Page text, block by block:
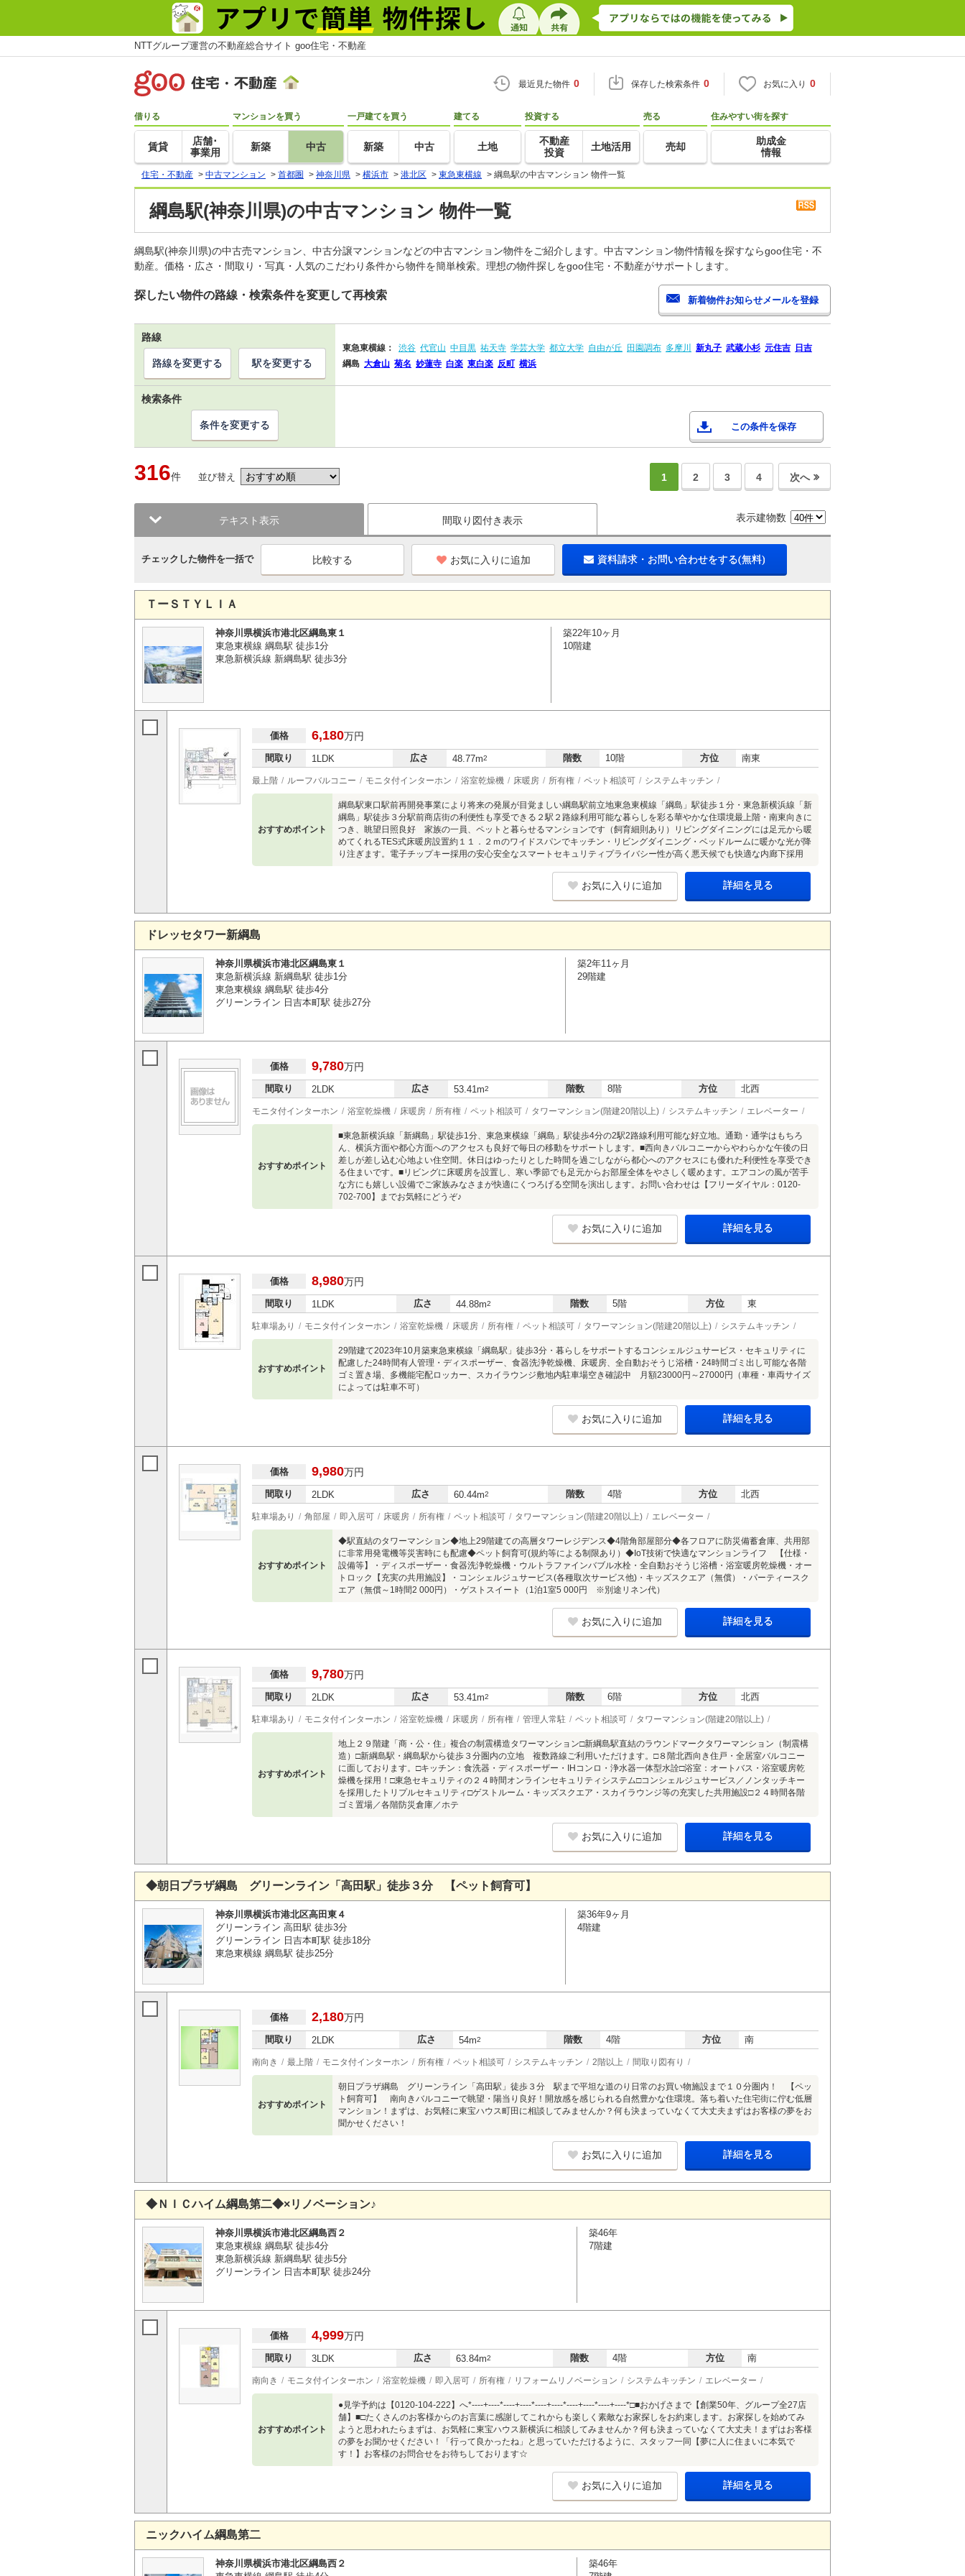
NTTグループ運営の不動産総合サイト goo住宅・不動産
最近見た物件 0 保存した検索条件 0 お気に入り 0
借りる
賃貸
店舗･
事業用
マンションを買う
新築 中古
一戸建てを買う
新築 中古
建てる
土地
投資する
不動産
投資
土地活用
売る
売却
住みやすい街を探す
助成金
情報
住宅・不動産 > 中古マンション > 首都圏 > 神奈川県 > 横浜市 > 港北区 > 東急東横線 > 綱島駅の中古マンション 物件一覧
綱島駅(神奈川県)の中古マンション 物件一覧
綱島駅(神奈川県)の中古売マンション、中古分譲マンションなどの中古マンション物件をご紹介します。中古マンション物件情報を探すならgoo住宅・不
動産。価格・広さ・間取り・写真・人気のこだわり条件から物件を簡単検索。理想の物件探しをgoo住宅・不動産がサポートします。
探したい物件の路線・検索条件を変更して再検索
路線
東急東横線： 渋谷 代官山 中目黒 祐天寺 学芸大学 都立大学 自由が丘 田園調布 多摩川 新丸子 武蔵小杉 元住吉
日吉
綱島 大倉山 菊名 妙蓮寺 白楽 東白楽 反町 横浜
路線を変更する 駅を変更する
検索条件
この条件を保存
条件を変更する
316件 並び替え 1 2 3 4 次へ
テキスト表示 間取り図付き表示 表示建物数
チェックした物件を一括で お気に入りに追加 資料請求・お問い合わせをする(無料)
ＴーＳＴＹＬＩＡ
神奈川県横浜市港北区綱島東１
東急東横線 綱島駅 徒歩1分
東急新横浜線 新綱島駅 徒歩3分
築22年10ヶ月
10階建
価格 6,180万円
間取り 1LDK 広さ 48.77m2 階数 10階 方位 南東
最上階 ルーフバルコニー モニタ付インターホン 浴室乾燥機 床暖房 所有権 ペット相談可 システムキッチン
おすすめポイント
綱島駅東口駅前再開発事業により将来の発展が目覚ましい綱島駅前立地東急東横線「綱島」駅徒歩１分・東急新横浜線「新
綱島」駅徒歩３分駅前商店街の利便性も享受できる２駅２路線利用可能な暮らしを彩る華やかな住環境最上階・南東向きに
つき、眺望日照良好 家族の一員、ペットと暮らせるマンションです（飼育細則あり）リビングダイニングには足元から暖
めてくれるTES式床暖房設置約１１．２ｍのワイドスパンでキッチン・リビングダイニング・ベッドルームに暖かな光が降
り注ぎます。電子チップキー採用の安心安全なスマートセキュリティプライバシー性が高く悪天候でも快適な内廊下採用
お気に入りに追加 詳細を見る
ドレッセタワー新綱島
神奈川県横浜市港北区綱島東１
東急新横浜線 新綱島駅 徒歩1分
東急東横線 綱島駅 徒歩4分
グリーンライン 日吉本町駅 徒歩27分
築2年11ヶ月
29階建
価格 9,780万円
間取り 2LDK 広さ 53.41m2 階数 8階 方位 北西
モニタ付インターホン 浴室乾燥機 床暖房 所有権 ペット相談可 タワーマンション(階建20階以上) システムキッチン エレベーター
おすすめポイント
■東急新横浜線「新綱島」駅徒歩1分、東急東横線「綱島」駅徒歩4分の2駅2路線利用可能な好立地。通勤・通学はもちろ
ん、横浜方面や都心方面へのアクセスも良好で毎日の移動をサポートします。■西向きバルコニーからやわらかな午後の日
差しが差し込む心地よい住空間。休日はゆったりとした時間を過ごしながら都心へのアクセスにも優れた利便性を享受でき
る住まいです。■リビングに床暖房を設置し、寒い季節でも足元からお部屋全体をやさしく暖めます。エアコンの風が苦手
な方にも嬉しい設備でご家族みなさまが快適にくつろげる空間を演出します。お問い合わせは【フリーダイヤル：0120-
702-700】までお気軽にどうぞ♪
お気に入りに追加 詳細を見る
価格 8,980万円
間取り 1LDK 広さ 44.88m2 階数 5階 方位 東
駐車場あり モニタ付インターホン 浴室乾燥機 床暖房 所有権 ペット相談可 タワーマンション(階建20階以上) システムキッチン
おすすめポイント
29階建て2023年10月築東急東横線「綱島駅」徒歩3分・暮らしをサポートするコンシェルジュサービス・セキュリティに
配慮した24時間有人管理・ディスポーザー、食器洗浄乾燥機、床暖房、全自動おそうじ浴槽・24時間ゴミ出し可能な各階
ゴミ置き場、多機能宅配ロッカー、スカイラウンジ敷地内駐車場空き確認中 月額23000円～27000円（車種・車両サイズ
によっては駐車不可）
お気に入りに追加 詳細を見る
価格 9,980万円
間取り 2LDK 広さ 60.44m2 階数 4階 方位 北西
駐車場あり 角部屋 即入居可 床暖房 所有権 ペット相談可 タワーマンション(階建20階以上) エレベーター
おすすめポイント
◆駅直結のタワーマンション◆地上29階建ての高層タワーレジデンス◆4階角部屋部分◆各フロアに防災備蓄倉庫、共用部
に非常用発電機等災害時にも配慮◆ペット飼育可(規約等による制限あり）◆IoT技術で快適なマンションライフ 【仕様・
設備等】・ディスポーザー・食器洗浄乾燥機・ウルトラファインバブル水栓・全自動おそうじ浴槽・浴室暖房乾燥機・オー
トロック【充実の共用施設】・コンシェルジュサービス(各種取次サービス他)・キッズスクエア（無償）・パーティースク
エア（無償～1時間2 000円）・ゲストスイート（1泊1室5 000円 ※別途リネン代）
お気に入りに追加 詳細を見る
価格 9,780万円
間取り 2LDK 広さ 53.41m2 階数 6階 方位 北西
駐車場あり モニタ付インターホン 浴室乾燥機 床暖房 所有権 管理人常駐 ペット相談可 タワーマンション(階建20階以上)
おすすめポイント
地上２９階建「商・公・住」複合の制震構造タワーマンション□新綱島駅直結のラウンドマークタワーマンション（制震構
造）□新綱島駅・綱島駅から徒歩３分圏内の立地 複数路線ご利用いただけます。□８階北西向き住戸・全居室バルコニー
に面しております。□キッチン：食洗器・ディスポーザー・IHコンロ・浄水器一体型水詮□浴室：オートバス・浴室暖房乾
燥機を採用！□東急セキュリティの２４時間オンラインセキュリティシステム□コンシェルジュサービス／ノンタッチキー
を採用したトリプルセキュリティ□ゲストルーム・キッズスクエア・スカイラウンジ等の充実した共用施設□２４時間各階
ゴミ置場／各階防災倉庫／ホテ
お気に入りに追加 詳細を見る
◆朝日プラザ綱島 グリーンライン「高田駅」徒歩３分 【ペット飼育可】
神奈川県横浜市港北区高田東４
グリーンライン 高田駅 徒歩3分
グリーンライン 日吉本町駅 徒歩18分
東急東横線 綱島駅 徒歩25分
築36年9ヶ月
4階建
価格 2,180万円
間取り 2LDK 広さ 54m2 階数 4階 方位 南
南向き 最上階 モニタ付インターホン 所有権 ペット相談可 システムキッチン 2階以上 間取り図有り
おすすめポイント
朝日プラザ綱島 グリーンライン「高田駅」徒歩３分 駅まで平坦な道のり日常のお買い物施設まで１０分圏内！ 【ペッ
ト飼育可】 南向きバルコニーで眺望・陽当り良好！開放感を感じられる自然豊かな住環境。落ち着いた住宅街に佇む低層
マンション！まずは、お気軽に東宝ハウス町田に相談してみませんか？何も決まっていなくて大丈夫まずはお客様の夢をお
聞かせください！
お気に入りに追加 詳細を見る
◆ＮＩＣハイム綱島第二◆×リノベーション♪
神奈川県横浜市港北区綱島西２
東急東横線 綱島駅 徒歩4分
東急新横浜線 新綱島駅 徒歩5分
グリーンライン 日吉本町駅 徒歩24分
築46年
7階建
価格 4,999万円
間取り 3LDK 広さ 63.84m2 階数 4階 方位 南
南向き モニタ付インターホン 浴室乾燥機 即入居可 所有権 リフォームリノベーション システムキッチン エレベーター
おすすめポイント
●見学予約は【0120-104-222】へ*----+----*----+----*----+----*----+----*----+----*□■おかげさまで【創業50年、グループ全27店
舗】■□たくさんのお客様からのお言葉に感謝してこれからも楽しく素敵なお家探しをお約束します。お家探しを始めてみ
ようと思われたらまずは、お気軽に東宝ハウス新横浜に相談してみませんか？何も決まっていなくて大丈夫！まずはお客様
の夢をお聞かせください！「行って良かったね」と思っていただけるように、スタッフ一同【夢に人に住まいに本気で
す！】お客様のお問合せをお待ちしております☆
お気に入りに追加 詳細を見る
ニックハイム綱島第二
神奈川県横浜市港北区綱島西２
築46年